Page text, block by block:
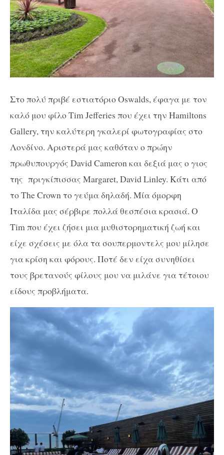
Στο πολύ πριβέ εστιατόριο Oswalds, έφαγα με τον
καλό μου φίλο Tim Jefferies που έχει την Hamiltons
Gallery, την καλύτερη γκαλερί φωτογραφίας στο
Λονδίνο. Αριστερά μας καθόταν ο πρώην
πρωθυπουργός David Cameron και δεξιά μας ο γιος
της πριγκίπισσας Margaret, David Linley. Κάτι από
το The Crown το γεύμα δηλαδή. Μία όμορφη
Ιταλίδα μας σέρβιρε πολλά θεσπέσια κρασιά. Ο
Tim που έχει ζήσει μια μυθιστορηματική ζωή και
είχε σχέσεις με όλα τα σουπερμοντελς μου μίλησε
για κρίση και φόρους. Ποτέ δεν είχα συνηθίσει
τους βρετανούς φίλους μου να μιλάνε για τέτοιου
είδους προβλήματα.